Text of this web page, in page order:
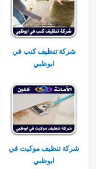
شركة تنظيف كنب في
ابوظبي
شركة تنظيف موكيت في
ابوظبي